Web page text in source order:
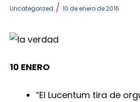
Uncategorized / 10 de enero de 2016
10 ENERO
“El Lucentum tira de